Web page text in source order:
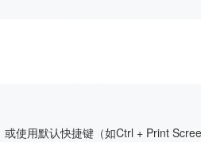
或使用默认快捷键（如Ctrl + Print